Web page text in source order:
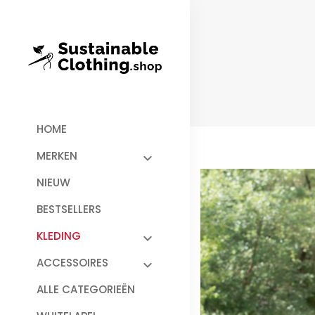
HOME
MERKEN
NIEUW
BESTSELLERS
KLEDING
ACCESSOIRES
ALLE CATEGORIEËN